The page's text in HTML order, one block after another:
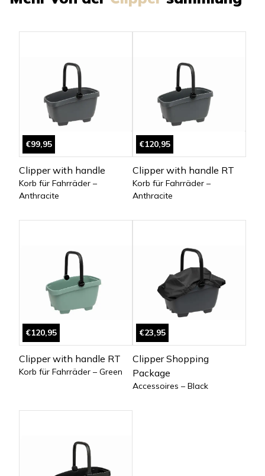
€99,95
Clipper with handle
Korb für Fahrräder –
Anthracite
€120,95
Clipper with handle RT
Korb für Fahrräder –
Anthracite
€120,95
Clipper with handle RT
Korb für Fahrräder – Green
€23,95
Clipper Shopping
Package
Accessoires – Black